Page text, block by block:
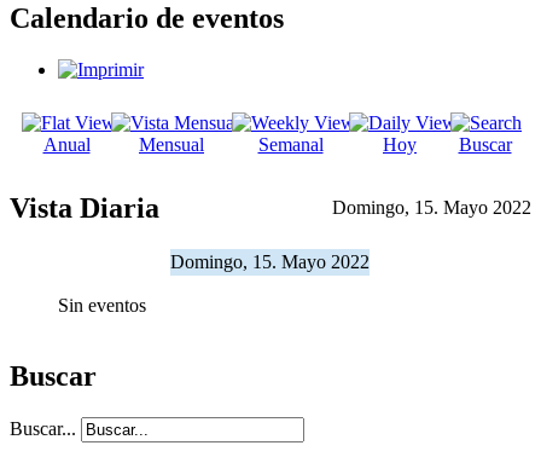
Calendario de eventos
Anual Mensual Semanal Hoy Buscar
Vista Diaria Domingo, 15. Mayo 2022
Domingo, 15. Mayo 2022
Sin eventos
Buscar
Buscar...